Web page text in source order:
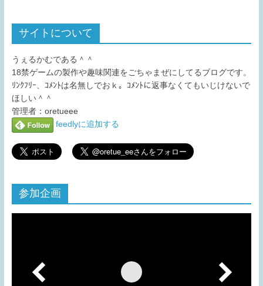
サイトについて
うぇるかむである＾＾
18禁ゲームの製作や趣味関連をごちゃまぜにしてるブログです。
ﾘﾝｸﾌﾘｰ、ｺﾒﾝﾄは名無しでおｋ。ｺﾒﾝﾄに返事なくてもいじけないで
ほしい＾＾
管理者：oretueee
feedlyに追加する
参加企画